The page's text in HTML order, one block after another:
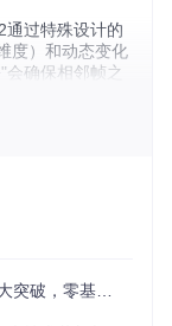
通过特殊设计的
度）和动态变化
会确保相邻帧之
。
略：
括文本描述、参
上手商业级效果